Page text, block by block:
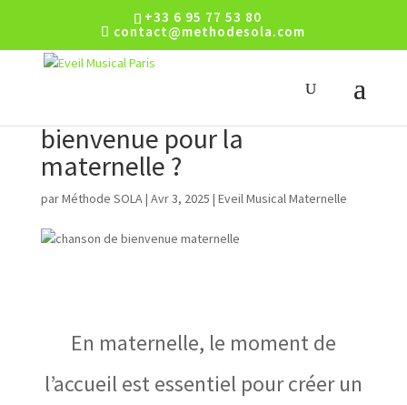
+33 6 95 77 53 80
contact@methodesola.com
bienvenue pour la
maternelle ?
parMéthode SOLA| Avr 3, 2025 | Eveil Musical Maternelle
En maternelle, le moment de
l’accueil est essentiel pour créer un